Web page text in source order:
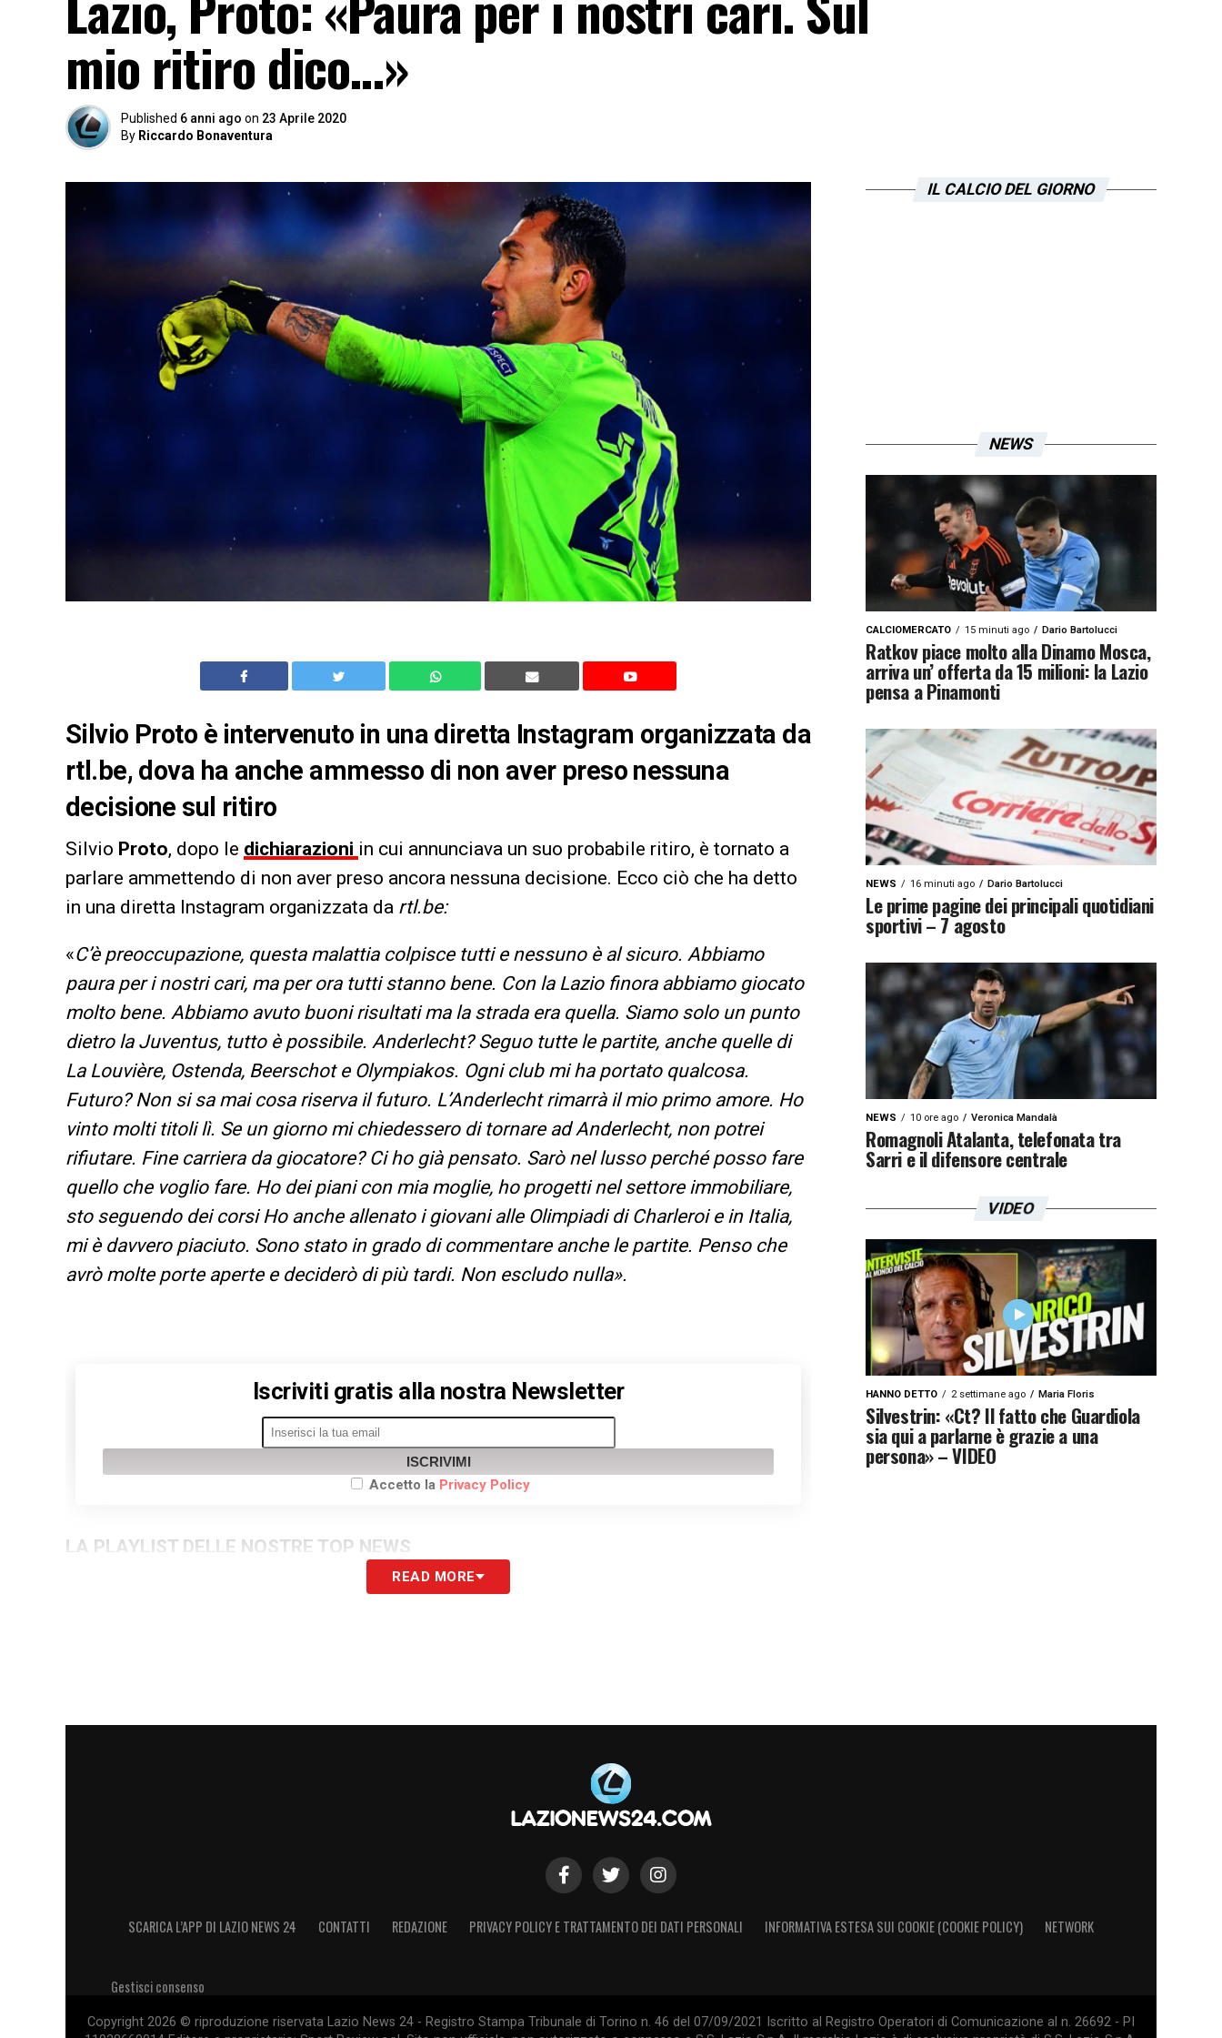
mio ritiro dico…»
Published 6 anni ago on 23 Aprile 2020
By Riccardo Bonaventura
Silvio Proto è intervenuto in una diretta Instagram organizzata da
rtl.be, dova ha anche ammesso di non aver preso nessuna
decisione sul ritiro
Silvio Proto, dopo le dichiarazioni in cui annunciava un suo probabile ritiro, è tornato a
parlare ammettendo di non aver preso ancora nessuna decisione. Ecco ciò che ha detto
in una diretta Instagram organizzata da rtl.be:
«C’è preoccupazione, questa malattia colpisce tutti e nessuno è al sicuro. Abbiamo
paura per i nostri cari, ma per ora tutti stanno bene. Con la Lazio finora abbiamo giocato
molto bene. Abbiamo avuto buoni risultati ma la strada era quella. Siamo solo un punto
dietro la Juventus, tutto è possibile. Anderlecht? Seguo tutte le partite, anche quelle di
La Louvière, Ostenda, Beerschot e Olympiakos. Ogni club mi ha portato qualcosa.
Futuro? Non si sa mai cosa riserva il futuro. L’Anderlecht rimarrà il mio primo amore. Ho
vinto molti titoli lì. Se un giorno mi chiedessero di tornare ad Anderlecht, non potrei
rifiutare. Fine carriera da giocatore? Ci ho già pensato. Sarò nel lusso perché posso fare
quello che voglio fare. Ho dei piani con mia moglie, ho progetti nel settore immobiliare,
sto seguendo dei corsi Ho anche allenato i giovani alle Olimpiadi di Charleroi e in Italia,
mi è davvero piaciuto. Sono stato in grado di commentare anche le partite. Penso che
avrò molte porte aperte e deciderò di più tardi. Non escludo nulla».
Iscriviti gratis alla nostra Newsletter
ISCRIVIMI
Accetto la Privacy Policy
LA PLAYLIST DELLE NOSTRE TOP NEWS
READ MORE
IL CALCIO DEL GIORNO
NEWS
CALCIOMERCATO 15 minuti ago Dario Bartolucci
Ratkov piace molto alla Dinamo Mosca,
arriva un’ offerta da 15 milioni: la Lazio
pensa a Pinamonti
NEWS 16 minuti ago Dario Bartolucci
Le prime pagine dei principali quotidiani
sportivi – 7 agosto
NEWS 10 ore ago Veronica Mandalà
Romagnoli Atalanta, telefonata tra
Sarri e il difensore centrale
VIDEO
HANNO DETTO 2 settimane ago Maria Floris
Silvestrin: «Ct? Il fatto che Guardiola
sia qui a parlarne è grazie a una
persona» – VIDEO
SCARICA L’APP DI LAZIO NEWS 24 CONTATTI REDAZIONE PRIVACY POLICY E TRATTAMENTO DEI DATI PERSONALI INFORMATIVA ESTESA SUI COOKIE (COOKIE POLICY) NETWORK
Gestisci consenso
Copyright 2026 © riproduzione riservata Lazio News 24 - Registro Stampa Tribunale di Torino n. 46 del 07/09/2021 Iscritto al Registro Operatori di Comunicazione al n. 26692 - PI